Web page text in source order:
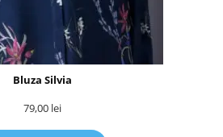
Bluza Silvia
79,00 lei